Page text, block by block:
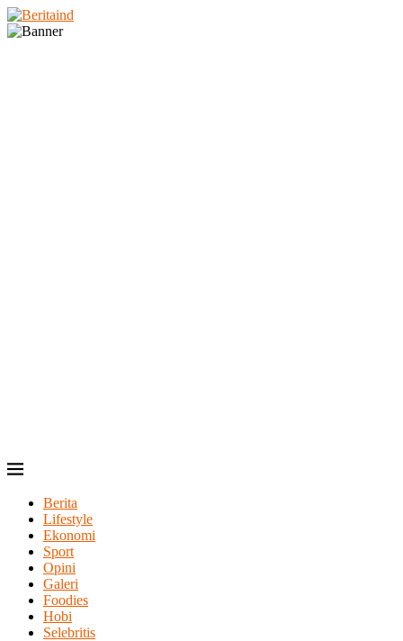
Berita
Lifestyle
Ekonomi
Sport
Opini
Galeri
Foodies
Hobi
Selebritis